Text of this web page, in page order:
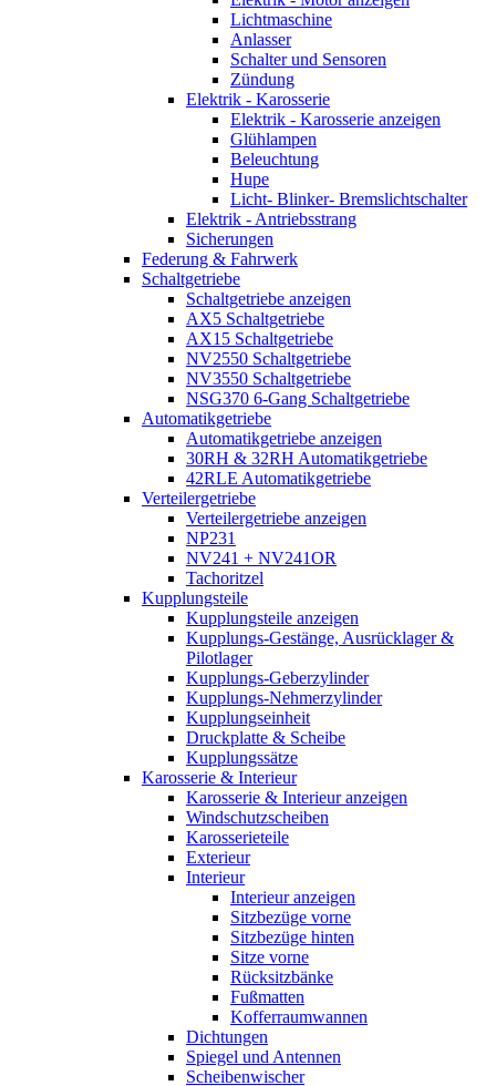
Lichtmaschine
Anlasser
Schalter und Sensoren
Zündung
Elektrik - Karosserie
Elektrik - Karosserie anzeigen
Glühlampen
Beleuchtung
Hupe
Licht- Blinker- Bremslichtschalter
Elektrik - Antriebsstrang
Sicherungen
Federung & Fahrwerk
Schaltgetriebe
Schaltgetriebe anzeigen
AX5 Schaltgetriebe
AX15 Schaltgetriebe
NV2550 Schaltgetriebe
NV3550 Schaltgetriebe
NSG370 6-Gang Schaltgetriebe
Automatikgetriebe
Automatikgetriebe anzeigen
30RH & 32RH Automatikgetriebe
42RLE Automatikgetriebe
Verteilergetriebe
Verteilergetriebe anzeigen
NP231
NV241 + NV241OR
Tachoritzel
Kupplungsteile
Kupplungsteile anzeigen
Kupplungs-Gestänge, Ausrücklager &
Pilotlager
Kupplungs-Geberzylinder
Kupplungs-Nehmerzylinder
Kupplungseinheit
Druckplatte & Scheibe
Kupplungssätze
Karosserie & Interieur
Karosserie & Interieur anzeigen
Windschutzscheiben
Karosserieteile
Exterieur
Interieur
Interieur anzeigen
Sitzbezüge vorne
Sitzbezüge hinten
Sitze vorne
Rücksitzbänke
Fußmatten
Kofferraumwannen
Dichtungen
Spiegel und Antennen
Scheibenwischer